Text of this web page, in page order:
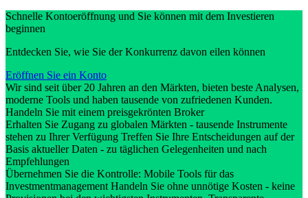
Schnelle Kontoeröffnung und Sie können mit dem Investieren
beginnen
Entdecken Sie, wie Sie der Konkurrenz davon eilen können
Eröffnen Sie ein Konto
Wir sind seit über 20 Jahren an den Märkten, bieten beste Analysen,
moderne Tools und haben tausende von zufriedenen Kunden.
Handeln Sie mit einem preisgekrönten Broker
Erhalten Sie Zugang zu globalen Märkten - tausende Instrumente
stehen zu Ihrer Verfügung Treffen Sie Ihre Entscheidungen auf der
Basis aktueller Daten - zu täglichen Gelegenheiten und nach
Empfehlungen
Übernehmen Sie die Kontrolle: Mobile Tools für das
Investmentmanagement Handeln Sie ohne unnötige Kosten - keine